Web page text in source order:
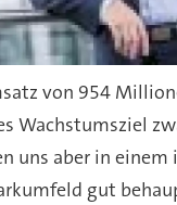
von 954
Wachstumsziel
uns aber in
gut